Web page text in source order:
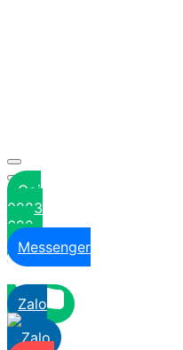
Gọi
0283
622
6629
Messenger
Zalo